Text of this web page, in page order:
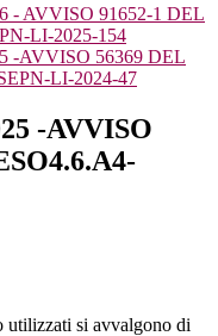
- AVVISO 91652-1 DEL
LI-2025-154
-AVVISO 56369 DEL
LI-2024-47
-AVVISO
utilizzati si avvalgono di